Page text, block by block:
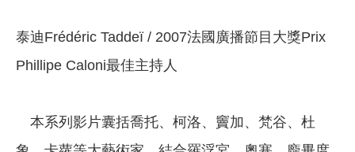
泰迪Frédéric Taddeï / 2007法國廣播節目大獎Prix
Phillipe Caloni最佳主持人
本系列影片囊括喬托、柯洛、竇加、梵谷、杜